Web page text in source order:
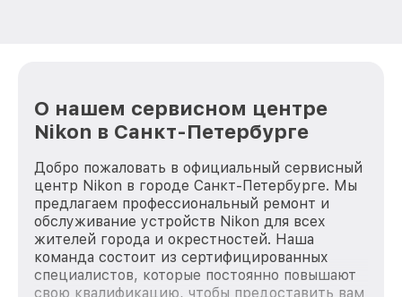
О нашем сервисном центре
Nikon в Санкт-Петербурге
Добро пожаловать в официальный сервисный
центр Nikon в городе Санкт-Петербурге. Мы
предлагаем профессиональный ремонт и
обслуживание устройств Nikon для всех
жителей города и окрестностей. Наша
команда состоит из сертифицированных
специалистов, которые постоянно повышают
свою квалификацию, чтобы предоставить вам